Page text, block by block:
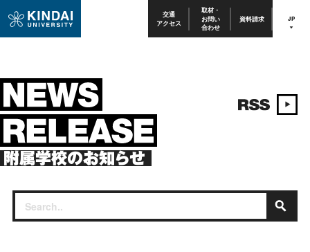
交通
アクセス
取材・
お問い
合わせ
資料請求 JP
附属学校のお知らせ